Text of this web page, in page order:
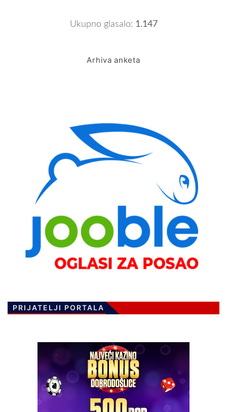
Ukupno glasalo: 1.147
Arhiva anketa
PRIJATELJI PORTALA